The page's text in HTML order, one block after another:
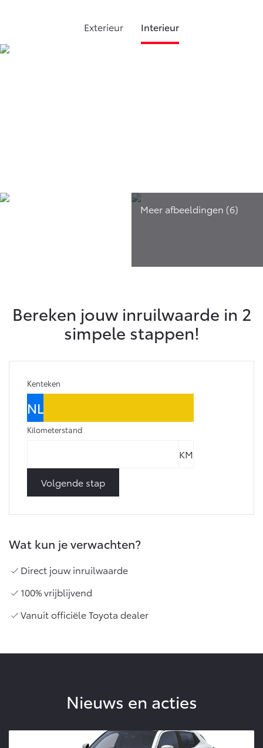
Exterieur Interieur
Bereken jouw inruilwaarde in 2
simpele stappen!
Kenteken
Kilometerstand
Volgende stap
Wat kun je verwachten?
Direct jouw inruilwaarde
100% vrijblijvend
Vanuit officiële Toyota dealer
Nieuws en acties